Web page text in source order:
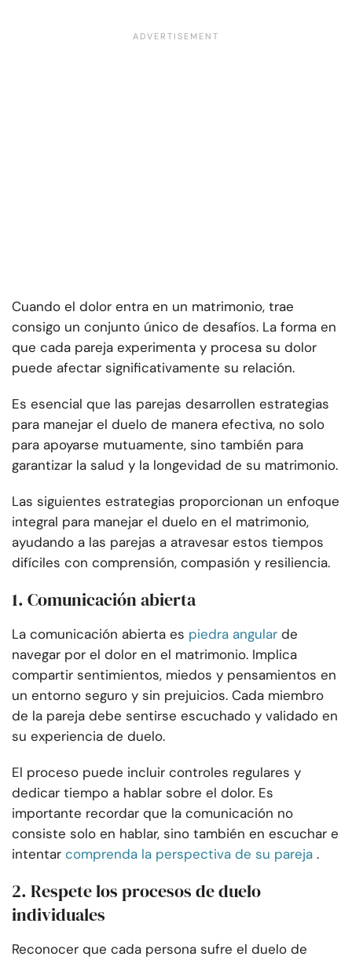
Cuando el dolor entra en un matrimonio, trae
consigo un conjunto único de desafíos. La forma en
que cada pareja experimenta y procesa su dolor
puede afectar significativamente su relación.
Es esencial que las parejas desarrollen estrategias
para manejar el duelo de manera efectiva, no solo
para apoyarse mutuamente, sino también para
garantizar la salud y la longevidad de su matrimonio.
Las siguientes estrategias proporcionan un enfoque
integral para manejar el duelo en el matrimonio,
ayudando a las parejas a atravesar estos tiempos
difíciles con comprensión, compasión y resiliencia.
1. Comunicación abierta
La comunicación abierta es piedra angular de
navegar por el dolor en el matrimonio. Implica
compartir sentimientos, miedos y pensamientos en
un entorno seguro y sin prejuicios. Cada miembro
de la pareja debe sentirse escuchado y validado en
su experiencia de duelo.
El proceso puede incluir controles regulares y
dedicar tiempo a hablar sobre el dolor. Es
importante recordar que la comunicación no
consiste solo en hablar, sino también en escuchar e
intentar comprenda la perspectiva de su pareja .
2. Respete los procesos de duelo
individuales
Reconocer que cada persona sufre el duelo de